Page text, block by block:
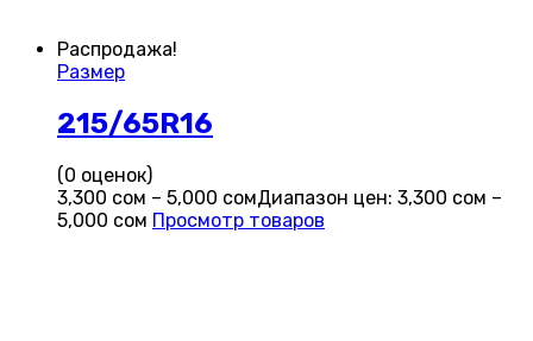
Распродажа!
Размер
215/65R16
(0 оценок)
3,300 сом – 5,000 сомДиапазон цен: 3,300 сом –
5,000 сом Просмотр товаров